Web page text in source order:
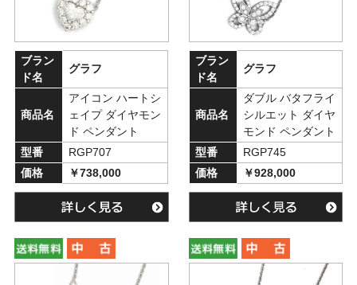
ブラン
ド名
グラフ
商品名
アイコン ハートシ
ェイプ ダイヤモン
ド ペンダント
型番
RGP707
価格
￥738,000
ブラン
ド名
グラフ
商品名
ダブル バタフライ
シルエット ダイヤ
モンド ペンダント
型番
RGP745
価格
￥928,000